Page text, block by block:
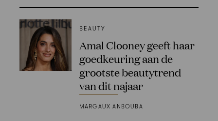
BEAUTY
Amal Clooney geeft haar
goedkeuring aan de
grootste beautytrend
van dit najaar
MARGAUX ANBOUBA